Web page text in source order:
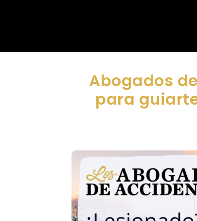
Abogados
para